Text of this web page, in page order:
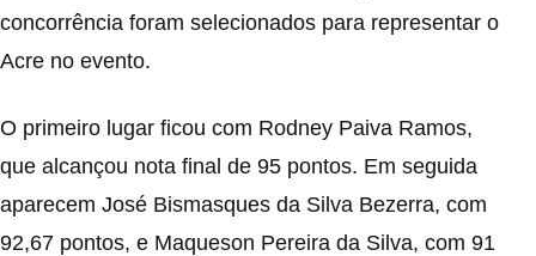
concorrência foram selecionados para representar o
Acre no evento.
O primeiro lugar ficou com Rodney Paiva Ramos,
que alcançou nota final de 95 pontos. Em seguida
aparecem José Bismasques da Silva Bezerra, com
92,67 pontos, e Maqueson Pereira da Silva, com 91